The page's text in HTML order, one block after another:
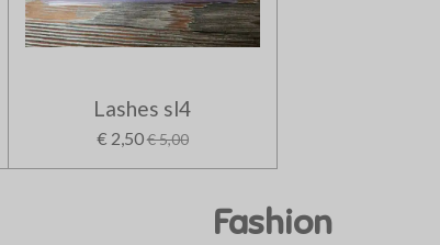
Lashes sl4
€ 2,50€ 5,00
Fashion